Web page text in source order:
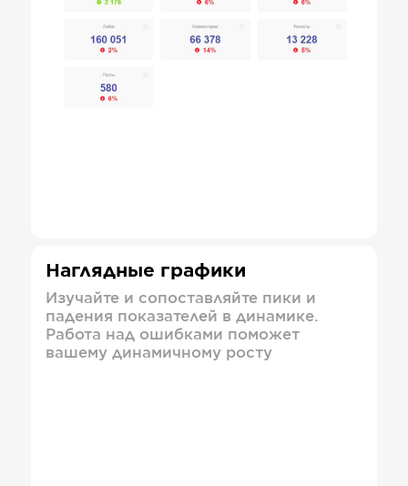
Наглядные графики
Изучайте и сопоставляйте пики и
падения показателей в динамике.
Работа над ошибками поможет
вашему динамичному росту